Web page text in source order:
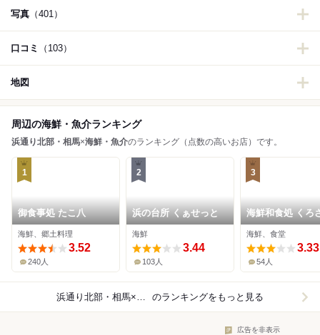
写真 （401）
口コミ （103）
地図
周辺の海鮮・魚介ランキング
浜通り北部・相馬×海鮮・魚介のランキング（点数の高いお店）です。
1
御食事処 たこ八
海鮮、郷土料理
3.52
240人
2
浜の台所 くぁせっと
海鮮
3.44
103人
3
海鮮和食処 くろ
海鮮、食堂
3.33
54人
浜通り北部・相馬×海鮮・魚介 のランキングをもっと見る
広告を非表示